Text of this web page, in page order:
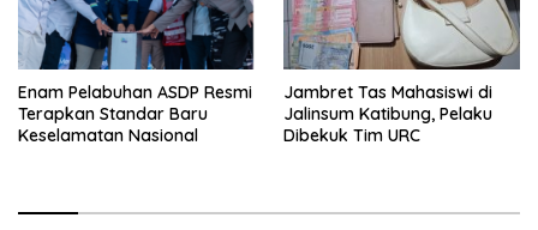
Enam Pelabuhan ASDP Resmi
Terapkan Standar Baru
Keselamatan Nasional
Jambret Tas Mahasiswi di
Jalinsum Katibung, Pelaku
Dibekuk Tim URC